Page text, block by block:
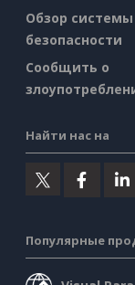
Обзор системы
безопасности
Сообщить о
Найти нас на
Популярные